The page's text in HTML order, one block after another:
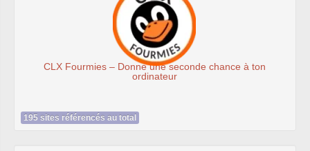
chance à ton Association Éthiciel
195 sites référencés au total